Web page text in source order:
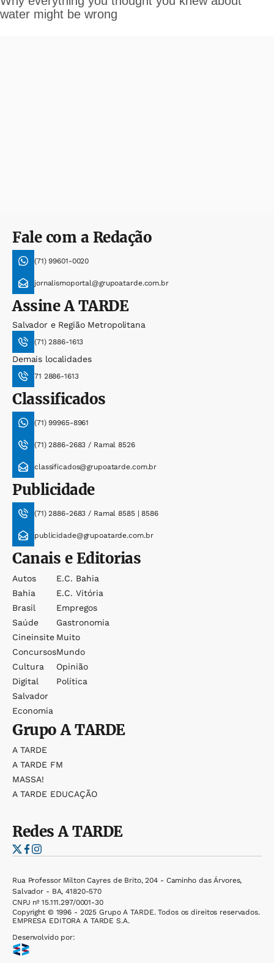
Fale com a Redação
(71) 99601-0020
jornalismoportal@grupoatarde.com.br
AssineA TARDE
Salvador e Região Metropolitana
(71) 2886-1613
Demais localidades
71 2886-1613
Classificados
(71) 99965-8961
(71) 2886-2683 / Ramal 8526
classificados@grupoatarde.com.br
Publicidade
(71) 2886-2683 / Ramal 8585 | 8586
publicidade@grupoatarde.com.br
Canais e Editorias
Autos
Bahia
Brasil
Saúde
Cineinsite
Concursos
Cultura
Digital
Salvador
Economia
E.c. Bahia
E.c. Vitória
Empregos
Gastronomia
Muito
Mundo
Opinião
Política
GrupoA TARDE
A TARDE
A TARDE FM
MASSA!
A TARDE EDUCAÇÃO
RedesA TARDE
Rua Professor Milton Cayres de Brito, 204 - Caminho das Árvores,
Salvador - BA, 41820-570
CNPJ nº 15.111.297/0001-30
Copyright © 1996 - 2025 Grupo A TARDE. Todos os direitos reservados.
EMPRESA EDITORA A TARDE S.A.
Desenvolvido por: